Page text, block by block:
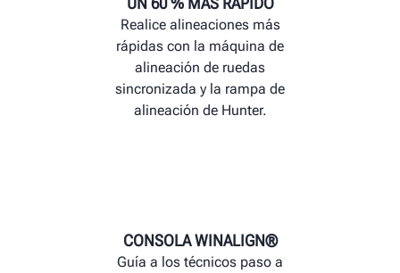
Realice alineaciones más
rápidas con la máquina de
alineación de ruedas
sincronizada y la rampa de
alineación de Hunter.
CONSOLA WINALIGN®
Guía a los técnicos paso a